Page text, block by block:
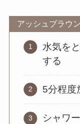
アッシュブラウ
水気を
する
5分程度
シャワ